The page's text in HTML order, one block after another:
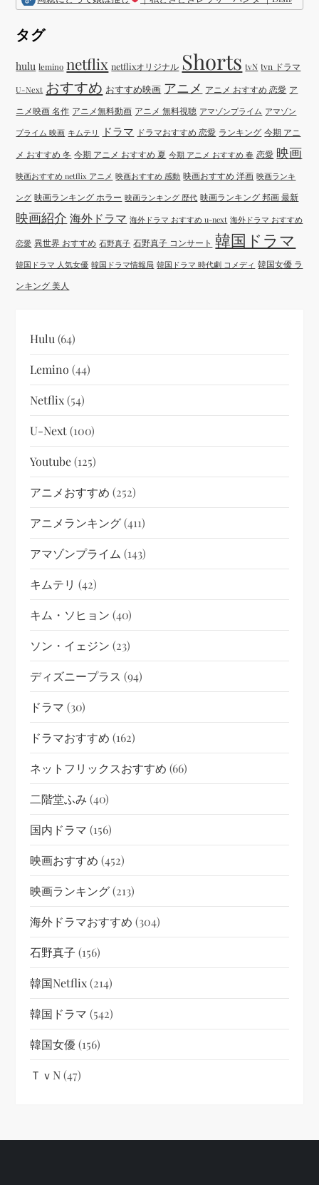
タグ
hulu lemino netflix netflixオリジナル Shorts tvN tvn ドラマ
U-Next おすすめ おすすめ映画 アニメ アニメ おすすめ 恋愛 ア
ニメ映画 名作 アニメ無料動画 アニメ 無料視聴 アマゾンプライム アマゾン
プライム 映画 キムテリ ドラマ ドラマおすすめ 恋愛 ランキング 今期 アニ
メ おすすめ 冬 今期 アニメ おすすめ 夏 今期 アニメ おすすめ 春 恋愛 映画
映画おすすめ netflix アニメ 映画おすすめ 感動 映画おすすめ 洋画 映画ランキ
ング 映画ランキング ホラー 映画ランキング 歴代 映画ランキング 邦画 最新
映画紹介 海外ドラマ 海外ドラマ おすすめ u-next 海外ドラマ おすすめ
恋愛 異世界 おすすめ 石野真子 石野真子 コンサート 韓国ドラマ
韓国ドラマ 人気女優 韓国ドラマ情報局 韓国ドラマ 時代劇 コメディ 韓国女優 ラ
ンキング 美人
Hulu (64)
Lemino (44)
Netflix(54)
U-Next(100)
Youtube(125)
アニメおすすめ (252)
アニメランキング(411)
アマゾンプライム (143)
キムテリ (42)
キム・ソヒョン (40)
ソン・イェジン (23)
ディズニープラス (94)
ドラマ (30)
ドラマおすすめ (162)
ネットフリックスおすすめ (66)
二階堂ふみ (40)
国内ドラマ (156)
映画おすすめ (452)
映画ランキング(213)
海外ドラマおすすめ (304)
石野真子 (156)
韓国netflix(214)
韓国ドラマ (542)
韓国女優(156)
ＴｖN(47)